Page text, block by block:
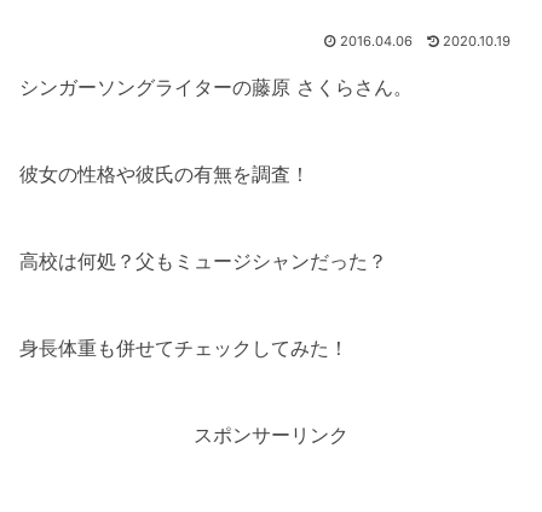
2016.04.06 2020.10.19
シンガーソングライターの藤原 さくらさん。
彼女の性格や彼氏の有無を調査！
高校は何処？父もミュージシャンだった？
身長体重も併せてチェックしてみた！
スポンサーリンク